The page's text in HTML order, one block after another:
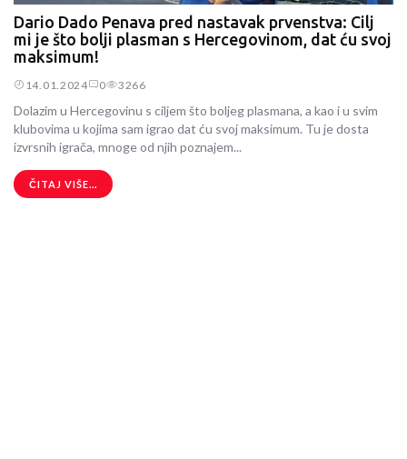
Dario Dado Penava pred nastavak prvenstva: Cilj
mi je što bolji plasman s Hercegovinom, dat ću svoj
maksimum!
14.01.2024 0 3266
Dolazim u Hercegovinu s ciljem što boljeg plasmana, a kao i u svim
klubovima u kojima sam igrao dat ću svoj maksimum. Tu je dosta
izvrsnih igrača, mnoge od njih poznajem...
ČITAJ VIŠE...